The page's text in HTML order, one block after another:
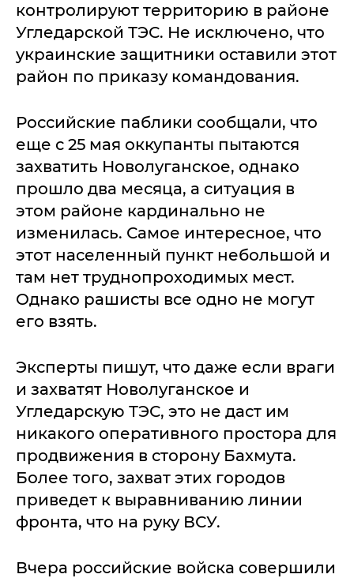
контролируют территорию в районе
Угледарской ТЭС. Не исключено, что
украинские защитники оставили этот
район по приказу командования.
Российские паблики сообщали, что
еще с 25 мая оккупанты пытаются
захватить Новолуганское, однако
прошло два месяца, а ситуация в
этом районе кардинально не
изменилась. Самое интересное, что
этот населенный пункт небольшой и
там нет труднопроходимых мест.
Однако рашисты все одно не могут
его взять.
Эксперты пишут, что даже если враги
и захватят Новолуганское и
Угледарскую ТЭС, это не даст им
никакого оперативного простора для
продвижения в сторону Бахмута.
Более того, захват этих городов
приведет к выравниванию линии
фронта, что на руку ВСУ.
Вчера российские войска совершили